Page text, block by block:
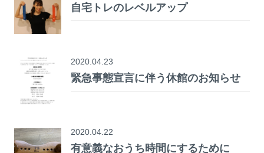
自宅トレのレベルアップ
2020.04.23
緊急事態宣言に伴う休館のお知らせ
2020.04.22
有意義なおうち時間にするために